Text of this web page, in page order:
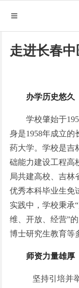
走进长春
办学历史悠久
学校肇始于
身是1958年成立的
药大学。学校是吉
础能力建设工程高
局共建高校、吉林
优秀本科毕业生免
实践中，学校秉承
维、开放、经营”
博士研究生教育等
师资力量雄厚
坚持引培并